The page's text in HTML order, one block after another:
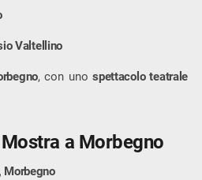
Valtellino
, con unospettacolo teatrale
a Morbegno
Morbegno